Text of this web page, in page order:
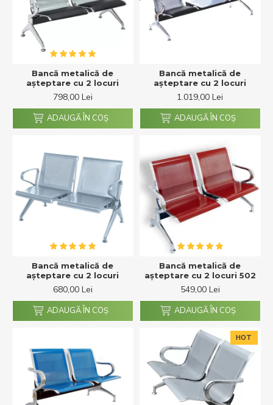
Bancă metalică de
așteptare cu 2 locuri
798,00 Lei
ADAUGĂ ÎN COŞ
Bancă metalică de
așteptare cu 2 locuri
1.019,00 Lei
ADAUGĂ ÎN COŞ
Bancă metalică de
așteptare cu 2 locuri
680,00 Lei
ADAUGĂ ÎN COŞ
Bancă metalică de
așteptare cu 2 locuri 502
549,00 Lei
ADAUGĂ ÎN COŞ
HOT